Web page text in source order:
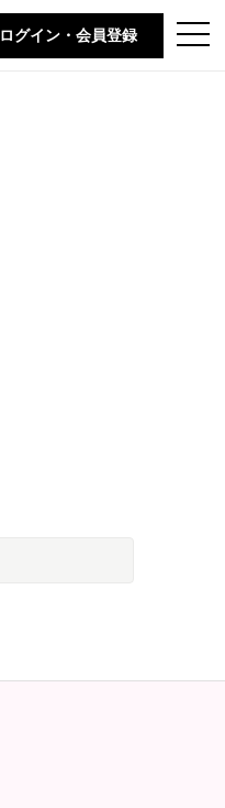
t
o
ログイン・会員登録